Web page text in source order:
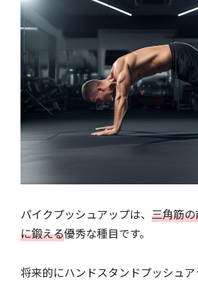
パイクプッシュアップは、 三角筋
に鍛える優秀な種目です。
将来的にハンドスタンドプッシュ